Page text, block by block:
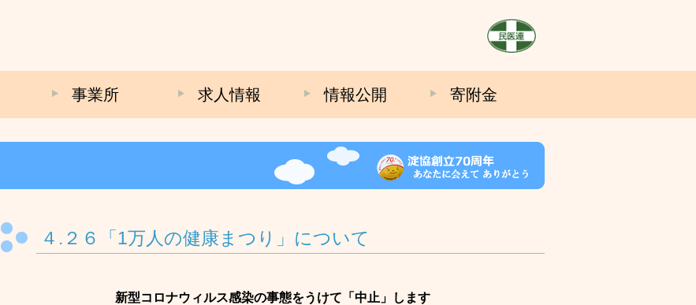
事業所 求人情報 情報公開 寄附金
４.２６「1万人の健康まつり」について
新型コロナウィルス感染の事態をうけて「中止」します